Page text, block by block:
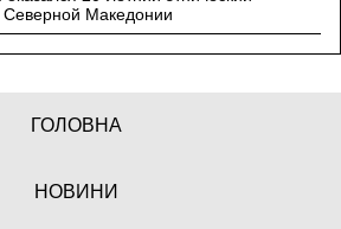
Македонии
ГОЛОВНА
НОВИНИ